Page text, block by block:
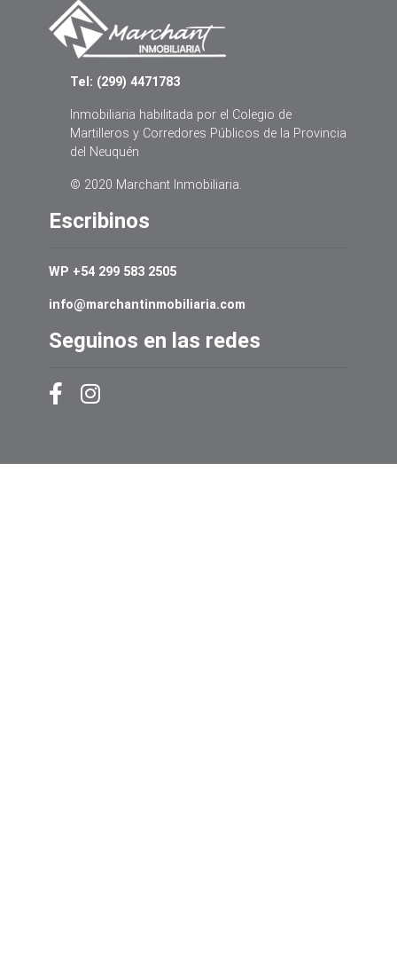
Tel: (299) 4471783
Inmobiliaria habilitada por el Colegio de
Martilleros y Corredores Públicos de la Provincia
del Neuquén
© 2020 Marchant Inmobiliaria.
Escribinos
WP +54 299 583 2505
info@marchantinmobiliaria.com
Seguinos en las redes